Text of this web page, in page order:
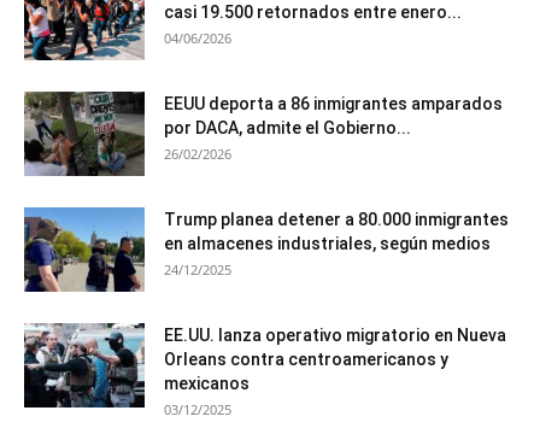
casi 19.500 retornados entre enero...
04/06/2026
EEUU deporta a 86 inmigrantes amparados
por DACA, admite el Gobierno...
26/02/2026
Trump planea detener a 80.000 inmigrantes
en almacenes industriales, según medios
24/12/2025
EE.UU. lanza operativo migratorio en Nueva
Orleans contra centroamericanos y
mexicanos
03/12/2025